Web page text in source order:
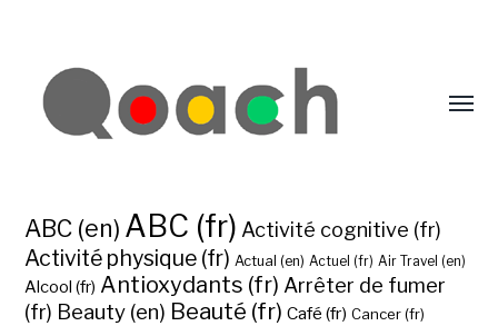
ABC (en) ABC (fr) Activité cognitive (fr)
Activité physique (fr) Actual (en) Actuel (fr) Air Travel (en)
Alcool (fr) Antioxydants (fr) Arrêter de fumer
(fr) Beauty (en) Beauté (fr) Café (fr) Cancer (fr)